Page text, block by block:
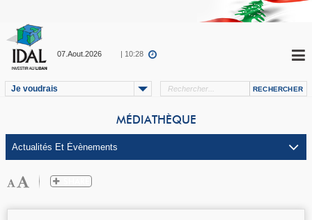
07.Aout.2026 | 10:28
Je voudrais
MÉDIATHÈQUE